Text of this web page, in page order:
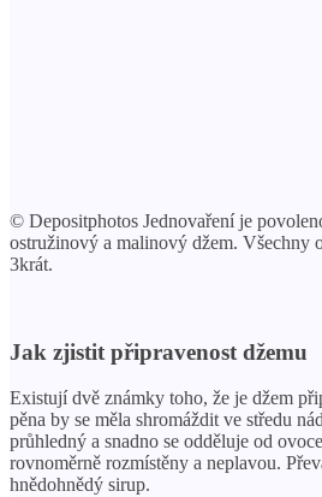
© Depositphotos Jednovaření je
ostružinový a malinový džem. Všechny
3krát.
Jak zjistit připravenost džemu
Existují dvě známky toho, že je džem
pěna by se měla shromáždit ve středu
průhledný a snadno se odděluje od
rovnoměrně rozmístěny a neplavou.
hnědohnědý sirup.